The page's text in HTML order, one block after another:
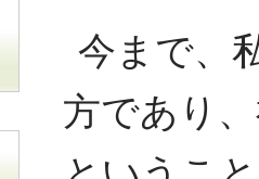
今まで、
方であり